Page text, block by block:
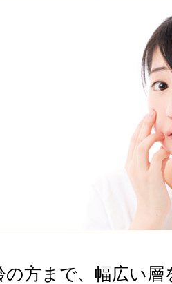
の方まで、幅広い